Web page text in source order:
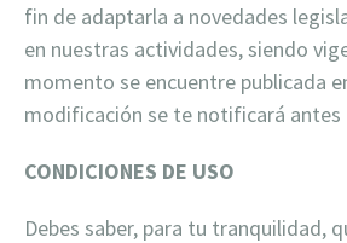
fin de adaptarla a novedades
en nuestras actividades, siendo
momento se encuentre publicada
modificación se te notificará antes
CONDICIONES DE USO
Debes saber, para tu tranquilidad,